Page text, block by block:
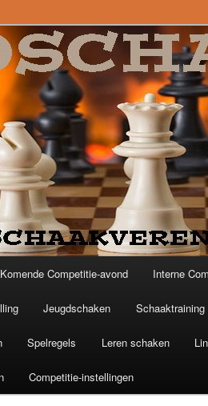
Komende Competitie-avond Interne
Jeugdschaken
Spelregels Leren schaken
Competitie-instellingen